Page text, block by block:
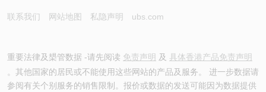
联系我们 网站地图 私隐声明 ubs.com
重要法律及槼管数据 -请先阅读 免责声明 及 具体香港产品免责声明
。其他国家的居民或不能使用这些网站的产品及服务。 进一步数据请
参阅有关个别服务的销售限制。报价或数据的发送可能因为数据提供